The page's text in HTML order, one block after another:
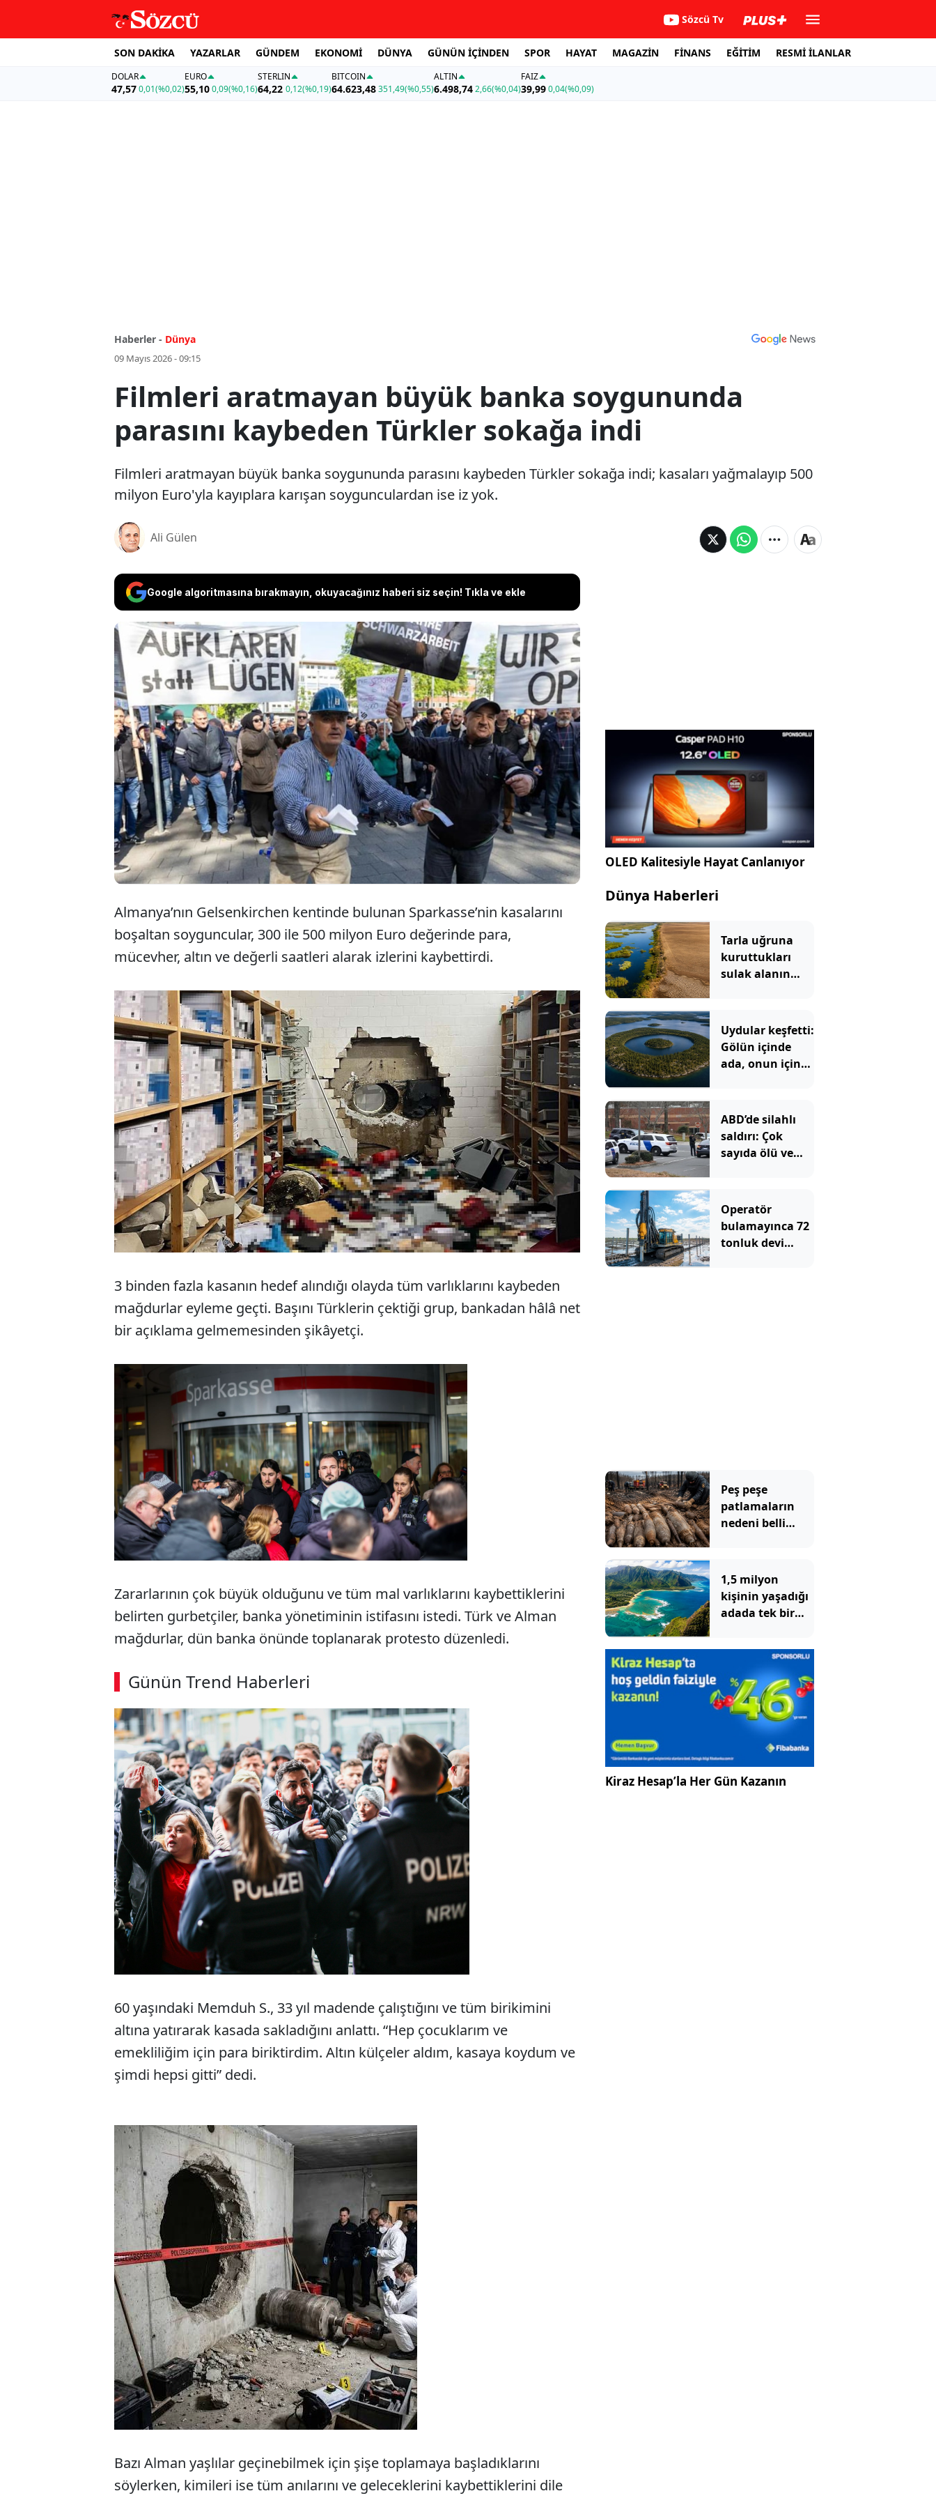
Sözcü Tv
SON DAKİKA YAZARLAR GÜNDEM EKONOMİ DÜNYA GÜNÜN İÇİNDEN SPOR HAYAT MAGAZİN FİNANS EĞİTİM RESMİ İLANLAR
DOLAR
47,570,01(%0,02)
EURO
55,10 0,09(%0,16)
STERLIN
64,22 0,12(%0,19)
BITCOIN
64.623,48351,49(%0,55)
ALTIN
6.498,742,66(%0,04)
FAİZ
39,990,04(%0,09)
Haberler - Dünya
09 Mayıs 2026 - 09:15
Filmleri aratmayan büyük banka soygununda
parasını kaybeden Türkler sokağa indi
Filmleri aratmayan büyük banka soygununda parasını kaybeden Türkler sokağa indi; kasaları yağmalayıp 500
milyon Euro'yla kayıplara karışan soygunculardan ise iz yok.
Ali Gülen
Google algoritmasına bırakmayın, okuyacağınız haberi siz seçin! Tıkla ve ekle
Filmleri aratmayan büyük banka soygununda parasını
kaybeden Türkler sokağa indi; kasaları yağmalayıp 500
milyon Euro'yla kayıplara karışan soygunculardan ise iz
yok.
Almanya’nın Gelsenkirchen kentinde bulunan Sparkasse’nin kasalarını
boşaltan soyguncular, 300 ile 500 milyon Euro değerinde para,
mücevher, altın ve değerli saatleri alarak izlerini kaybettirdi.
3 binden fazla kasanın hedef alındığı olayda tüm varlıklarını kaybeden
mağdurlar eyleme geçti. Başını Türklerin çektiği grup, bankadan hâlâ net
bir açıklama gelmemesinden şikâyetçi.
Zararlarının çok büyük olduğunu ve tüm mal varlıklarını kaybettiklerini
belirten gurbetçiler, banka yönetiminin istifasını istedi. Türk ve Alman
mağdurlar, dün banka önünde toplanarak protesto düzenledi.
Günün Trend Haberleri
SÖZCÜ SON DAKİKA
60 yaşındaki Memduh S., 33 yıl madende çalıştığını ve tüm birikimini
altına yatırarak kasada sakladığını anlattı. “Hep çocuklarım ve
emekliliğim için para biriktirdim. Altın külçeler aldım, kasaya koydum ve
şimdi hepsi gitti” dedi.
Bazı Alman yaşlılar geçinebilmek için şişe toplamaya başladıklarını
söylerken, kimileri ise tüm anılarını ve geleceklerini kaybettiklerini dile
OLED Kalitesiyle Hayat Canlanıyor
Dünya Haberleri
Tarla uğruna
kuruttukları
sulak alanın
Uydular keşfetti:
Gölün içinde
ada, onun içinde
ABD’de silahlı
saldırı: Çok
sayıda ölü ve
Operatör
bulamayınca 72
tonluk devi
Peş peşe
patlamaların
nedeni belli
bomba çıktı
1,5 milyon
kişinin yaşadığı
adada tek bir
yaşamıyor
Kiraz Hesap’la Her Gün Kazanın